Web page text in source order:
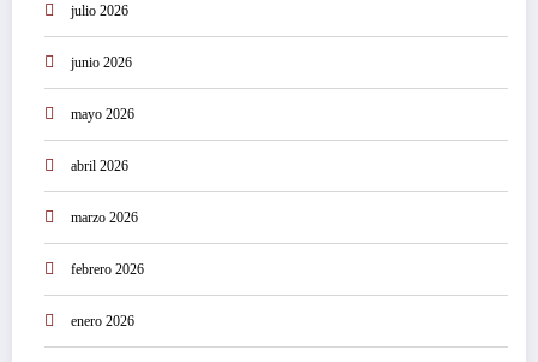
julio 2026
junio 2026
mayo 2026
abril 2026
marzo 2026
febrero 2026
enero 2026